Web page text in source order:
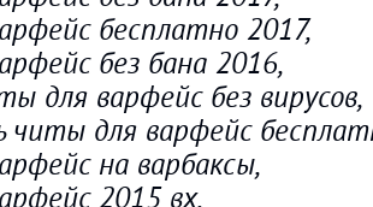
бесплатно 2017,
без бана 2016,
для варфейс без вирусов,
читы для варфейс
на варбаксы,
2015 вх,